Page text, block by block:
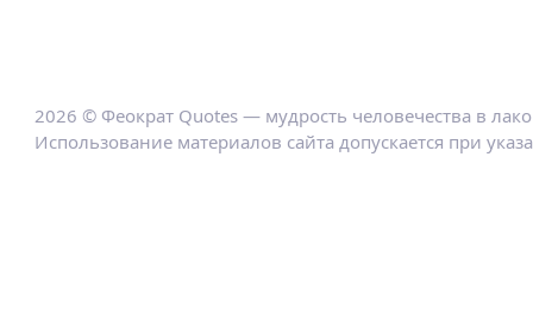
2026 © Феократ Quotes — мудрость человечества в
Использование материалов сайта допускается при